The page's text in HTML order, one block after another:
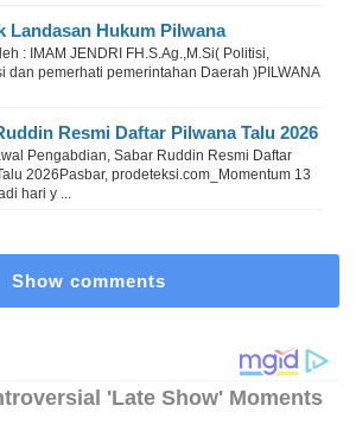
Landasan Hukum Pilwana
: IMAM JENDRI FH.S.Ag.,M.Si( Politisi,
dan pemerhati pemerintahan Daerah )PILWANA
Resmi Daftar Pilwana Talu 2026
Pengabdian, Sabar Ruddin Resmi Daftar
2026Pasbar, prodeteksi.com_Momentum 13
hari y ...
Show comments